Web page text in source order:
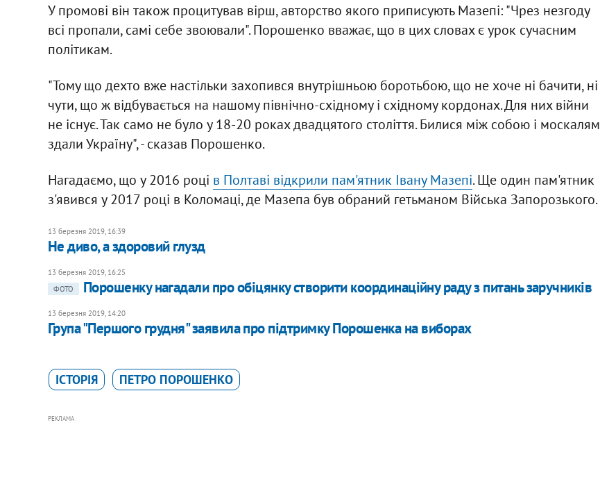
У промові він також процитував вірш, авторство якого приписують Мазепі: "Чрез незгоду
всі пропали, самі себе звоювали". Порошенко вважає, що в цих словах є урок сучасним
політикам.
"Тому що дехто вже настільки захопився внутрішньою боротьбою, що не хоче ні бачити, ні
чути, що ж відбувається на нашому північно-східному і східному кордонах. Для них війни
не існує. Так само не було у 18-20 роках двадцятого століття. Билися між собою і москалям
здали Україну", - сказав Порошенко.
Нагадаємо, що у 2016 році в Полтаві відкрили пам'ятник Івану Мазепі. Ще один пам'ятник
з'явився у 2017 році в Коломаці, де Мазепа був обраний гетьманом Війська Запорозького.
13 березня 2019, 16:39
Не диво, а здоровий глузд
13 березня 2019, 16:25
ФОТО
Порошенку нагадали про обіцянку створити координаційну раду з питань заручників
13 березня 2019, 14:20
Група "Першого грудня" заявила про підтримку Порошенка на виборах
ІСТОРІЯ ПЕТРО ПОРОШЕНКО
РЕКЛАМА